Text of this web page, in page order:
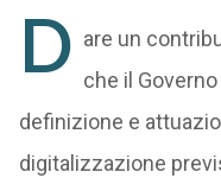
D are un
che il
definizione e
digitalizzazione